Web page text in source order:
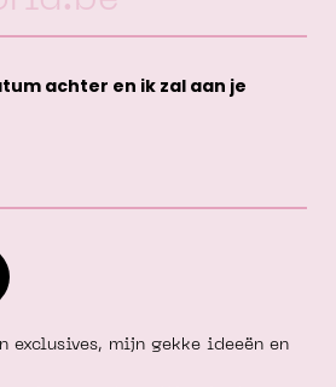
achter en ik zal aan je
exclusives, mijn gekke ideeën en